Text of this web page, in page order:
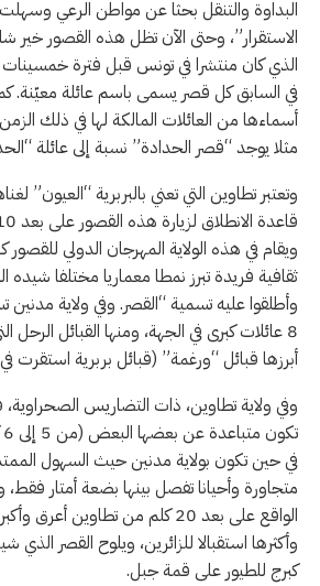
البداوة والتنقل بحثا عن مواطن الرعي
الاستقرار”، وحتى الآن تظل هذه القصور خير
الذي كان منتشرا في تونس قبل فترة خمسينات
في السابق كل قصر يسمى باسم عائلة معيّنة.
أسماءها من العائلات المالكة لها في ذلك
مثلا يوجد “قصر الحدادة” نسبة إلى عائلة
وتعتبر تطاوين التي تعني بالبربرية “العيون”
ويقام في هذه الولاية المهرجان الدولي
ثقافية فريدة تبرز نمطا معماريا مختلفا
وأطلقوا عليه تسمية “القصر. وفي ولاية
8 عائلات كبرى في الجهة، ومنها القبائل
أبرزها قبائل “ورغمة” (قبائل بربرية استقرت
وفي ولاية تطاوين، ذات التضاريس
في حين تكون بولاية مدنين حيث السهول
متجاورة وأحيانا تفصل بينها بضعة أمتار
الواقع على بعد 20 كلم من تطاوين
وأكثرها استقبالا للزائرين، ويلوح القصر الذي
كبرج للطيور على قمة جبل.